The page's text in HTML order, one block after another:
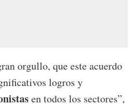
orgullo, que este acuerdo
logros y
en todos los sectores”,